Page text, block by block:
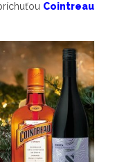
Cointreau